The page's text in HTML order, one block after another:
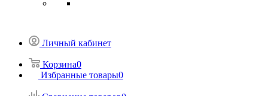
Личный кабинет
Корзина0
Избранные товары0